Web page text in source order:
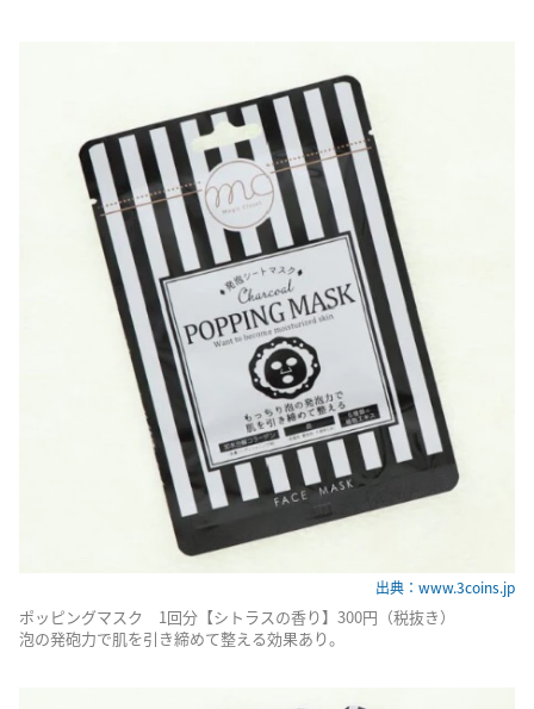
出典：www.3coins.jp
ポッピングマスク 1回分【シトラスの香り】300円（税抜き）
泡の発砲力で肌を引き締めて整える効果あり。